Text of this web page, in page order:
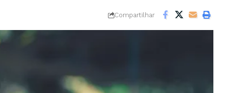
Compartilhar